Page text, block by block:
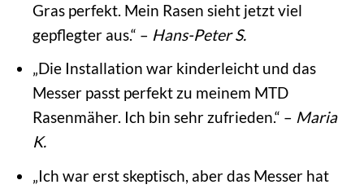
Gras perfekt. Mein Rasen sieht jetzt viel
gepflegter aus.“ – Hans-Peter S.
„Die Installation war kinderleicht und das
Messer passt perfekt zu meinem MTD
Rasenmäher. Ich bin sehr zufrieden.“ – Maria
K.
„Ich war erst skeptisch, aber das Messer hat